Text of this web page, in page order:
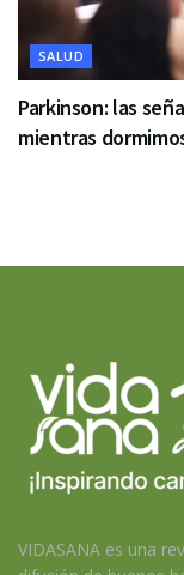
SALUD
Parkinson: las
mientras
VIDASANA es una